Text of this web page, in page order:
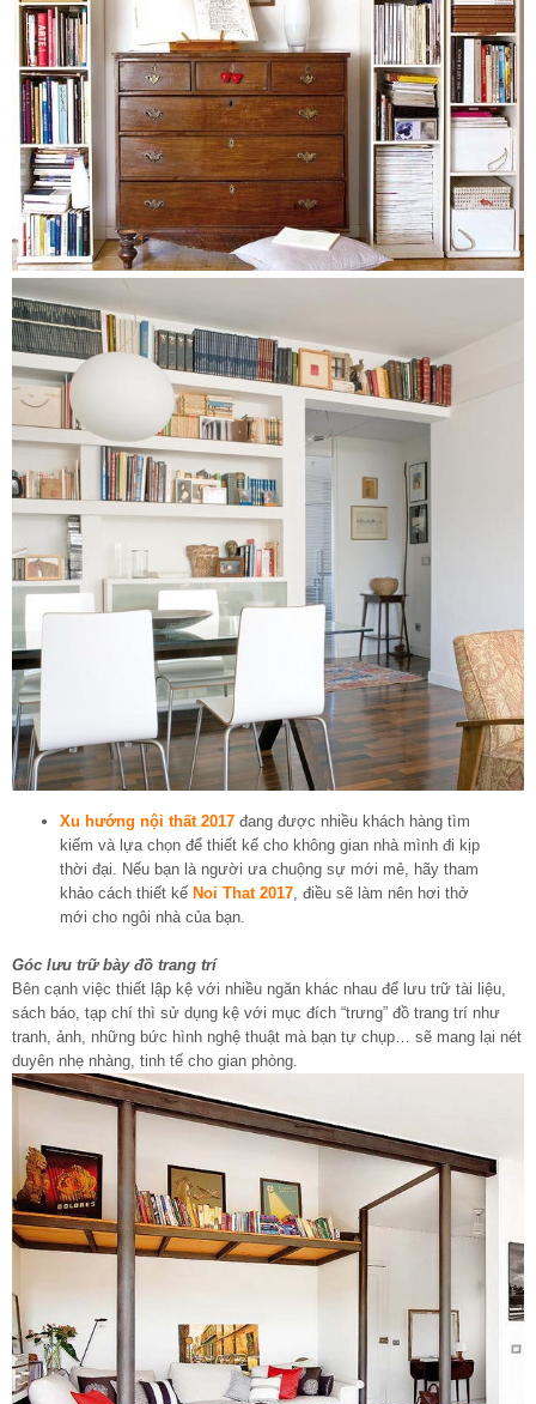
Xu hướng nội thất 2017 đang được nhiều khách hàng tìm
kiếm và lựa chọn để thiết kế cho không gian nhà mình đi kịp
thời đại. Nếu bạn là người ưa chuộng sự mới mẻ, hãy tham
khảo cách thiết kế Noi That 2017, điều sẽ làm nên hơi thở
mới cho ngôi nhà của bạn.
Góc lưu trữ bày đồ trang trí
Bên cạnh việc thiết lập kệ với nhiều ngăn khác nhau để lưu trữ tài liệu,
sách báo, tạp chí thì sử dụng kệ với mục đích “trưng” đồ trang trí như
tranh, ảnh, những bức hình nghệ thuật mà bạn tự chụp… sẽ mang lại nét
duyên nhẹ nhàng, tinh tế cho gian phòng.